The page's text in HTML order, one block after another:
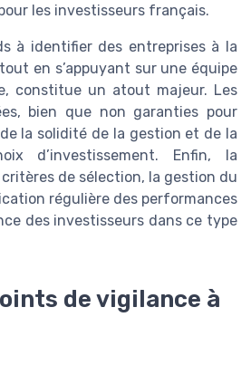
les investisseurs français.
à identifier des entreprises à la
en s’appuyant sur une équipe
constitue un atout majeur. Les
bien que non garanties pour
la solidité de la gestion et de la
d’investissement. Enfin, la
de sélection, la gestion du
régulière des performances
des investisseurs dans ce type
de vigilance à